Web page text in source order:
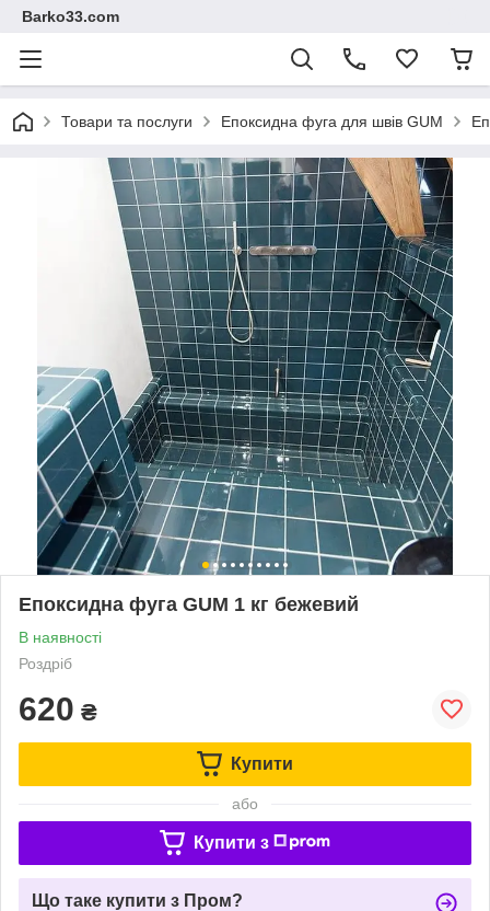
Barko33.com
Товари та послуги Епоксидна фуга для швів GUM
Епоксидна фуга GUM 1 кг бежевий
В наявності
Роздріб
620 ₴
Купити
або
Купити з
Що таке купити з Пром?